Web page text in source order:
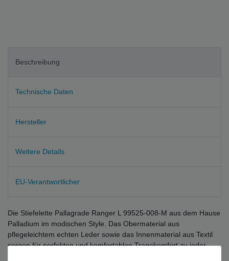
Beschreibung
Technische Daten
Hersteller
Weitere Details
EU-Verantwortlicher
Die Stiefelette Pallagrade Ranger L 99525-008-M aus dem Hause
Palladium im modischen Style. Das Obermaterial aus
pflegeleichtem echten Leder sowie das Innenmaterial aus Textil
sorgen für perfekten und komfortablen Tragekomfort zu jeder